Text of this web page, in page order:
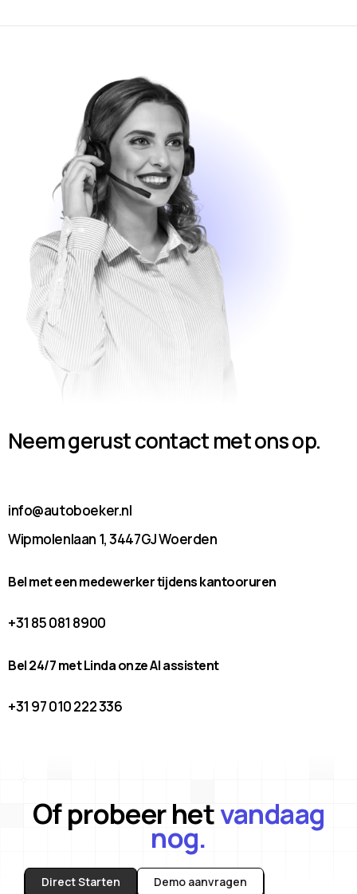
Neem gerust contact met ons op.
info@autoboeker.nl
Wipmolenlaan 1, 3447GJ Woerden
Bel met een medewerker tijdens kantooruren
+31 85 081 8900
Bel 24/7 met Linda onze AI assistent
+31 97 010 222 336
Of probeer hetvandaag
nog.
Direct Starten Demo aanvragen